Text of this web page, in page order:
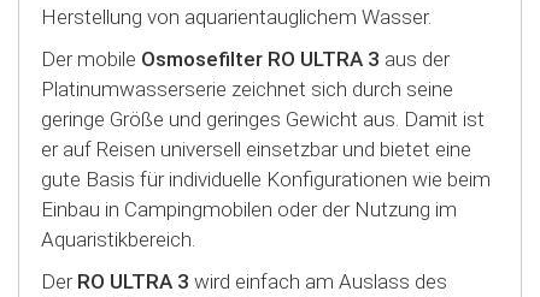
Herstellung von aquarientauglichem Wasser.
Der mobile Osmosefilter RO ULTRA 3 aus der
Platinumwasserserie zeichnet sich durch seine
geringe Größe und geringes Gewicht aus. Damit ist
er auf Reisen universell einsetzbar und bietet eine
gute Basis für individuelle Konfigurationen wie beim
Einbau in Campingmobilen oder der Nutzung im
Aquaristikbereich.
Der RO ULTRA 3 wird einfach am Auslass des